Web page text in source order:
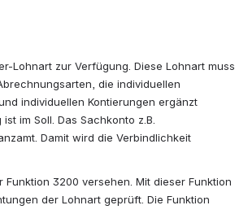
Lohnart zur Verfügung. Diese Lohnart muss
die individuellen
individuellen Kontierungen ergänzt
im Soll. Das Sachkonto z.B.
Damit wird die Verbindlichkeit
Funktion 3200 versehen. Mit dieser Funktion
der Lohnart geprüft. Die Funktion